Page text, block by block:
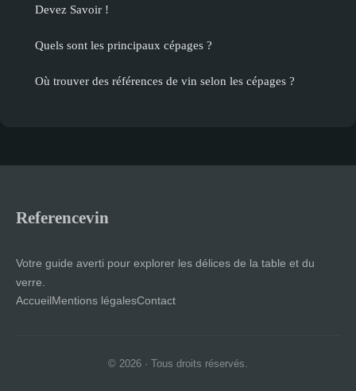
Devez Savoir !
Quels sont les principaux cépages ?
Où trouver des références de vin selon les cépages ?
Referencevin
Votre guide averti pour explorer les délices de la table et du
verre.
AccueilMentions légalesContact
© 2026 · Tous droits réservés.